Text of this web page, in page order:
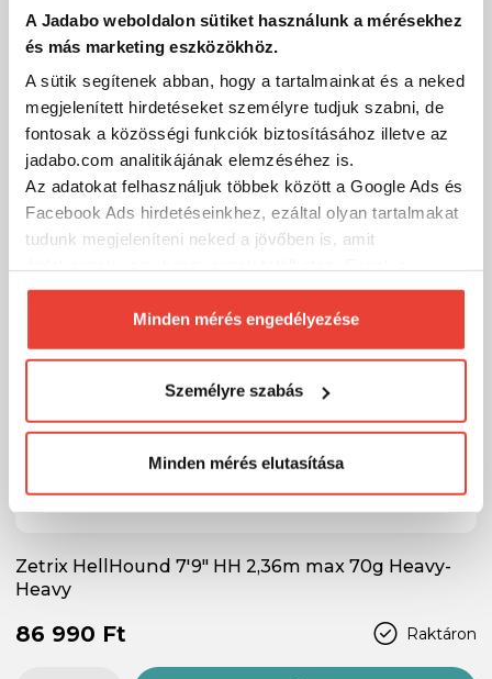
A Jadabo weboldalon sütiket használunk a mérésekhez
és más marketing eszközökhöz.
A sütik segítenek abban, hogy a tartalmainkat és a neked
megjelenített hirdetéseket személyre tudjuk szabni, de
fontosak a közösségi funkciók biztosításához illetve az
jadabo.com analitikájának elemzéséhez is.
Az adatokat felhasználjuk többek között a Google Ads és
Facebook Ads hirdetéseinkhez, ezáltal olyan tartalmakat
tudunk megjeleníteni neked a jövőben is, amit
biztosításához arra kérünk, hogy engedd meg
számunkra minden mérés használatát.
Természetesensoha semmilyen formában nem fogunk
megváltoztathatod a döntésed ezzel kapcsolatban.
Előre is köszönjük!
Minden mérés engedélyezése
Személyre szabás
Minden mérés elutasítása
Raktáron
96 990 Ft
SZÁKOLOM
Zetrix HellHound 7'9" HH 2,36m max 70g Heavy-
Heavy
Raktáron
86 990 Ft